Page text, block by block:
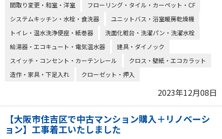
間取り変更・和室・洋室
フローリング・タイル・カーペット・CF
システムキッチン・水栓・食洗器
ユニットバス・浴室暖房乾燥機
トイレ・温水洗浄便座・紙巻器
洗面化粧台・洗濯パン・洗濯水栓
給湯器・エコキュート・電気温水器
建具・ダイノック
スイッチ・コンセント・カーテンレール
クロス・壁紙・エコカラット
造作・家具・下足入れ
クローゼット・押入
2023年12月08日
【大阪市住吉区で中古マンション購入＋リノベーシ
ョン】工事着工いたしました